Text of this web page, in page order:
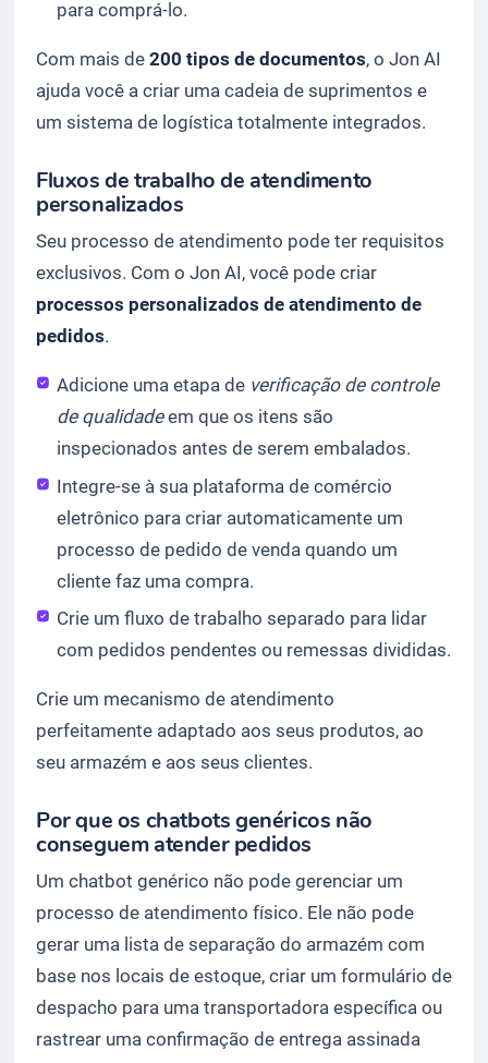
para comprá-lo.
Com mais de 200 tipos de documentos, o Jon AI
ajuda você a criar uma cadeia de suprimentos e
um sistema de logística totalmente integrados.
Fluxos de trabalho de atendimento
personalizados
Seu processo de atendimento pode ter requisitos
exclusivos. Com o Jon AI, você pode criar
processos personalizados de atendimento de
pedidos.
Adicione uma etapa de verificação de controle
de qualidadeem que os itens são
inspecionados antes de serem embalados.
Integre-se à sua plataforma de comércio
eletrônico para criar automaticamente um
processo de pedido de venda quando um
cliente faz uma compra.
Crie um fluxo de trabalho separado para lidar
com pedidos pendentes ou remessas divididas.
Crie um mecanismo de atendimento
perfeitamente adaptado aos seus produtos, ao
seu armazém e aos seus clientes.
Por que os chatbots genéricos não
conseguem atender pedidos
Um chatbot genérico não pode gerenciar um
processo de atendimento físico. Ele não pode
gerar uma lista de separação do armazém com
base nos locais de estoque, criar um formulário de
despacho para uma transportadora específica ou
rastrear uma confirmação de entrega assinada